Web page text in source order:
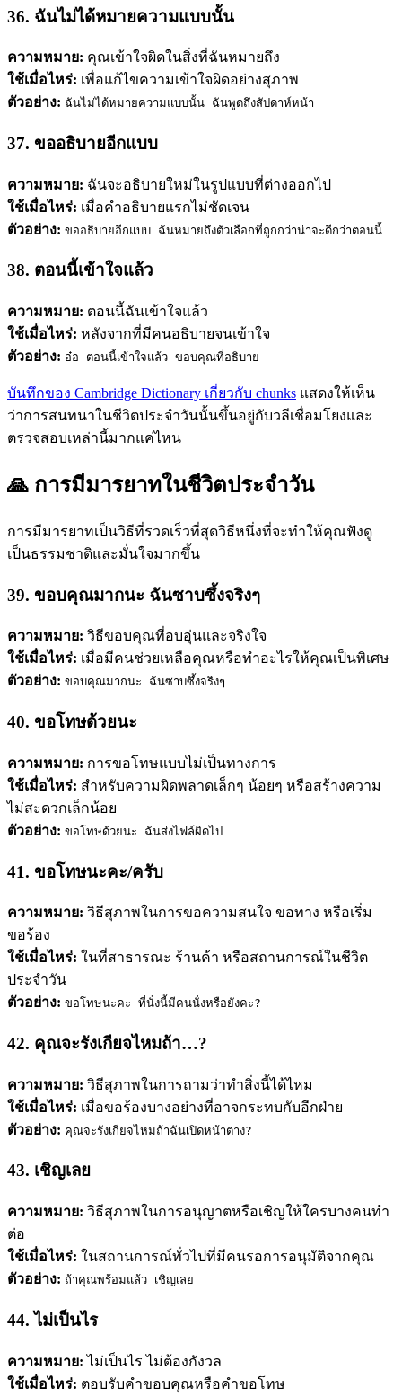
36. ฉันไม่ได้หมายความแบบนั้น
ความหมาย: คุณเข้าใจผิดในสิ่งที่ฉันหมายถึง
ใช้เมื่อไหร่: เพื่อแก้ไขความเข้าใจผิดอย่างสุภาพ
ตัวอย่าง: ฉันไม่ได้หมายความแบบนั้น ฉันพูดถึงสัปดาห์หน้า
37. ขออธิบายอีกแบบ
ความหมาย: ฉันจะอธิบายใหม่ในรูปแบบที่ต่างออกไป
ใช้เมื่อไหร่: เมื่อคำอธิบายแรกไม่ชัดเจน
ตัวอย่าง: ขออธิบายอีกแบบ ฉันหมายถึงตัวเลือกที่ถูกกว่าน่าจะดีกว่าตอนนี้
38. ตอนนี้เข้าใจแล้ว
ความหมาย: ตอนนี้ฉันเข้าใจแล้ว
ใช้เมื่อไหร่: หลังจากที่มีคนอธิบายจนเข้าใจ
ตัวอย่าง: อ๋อ ตอนนี้เข้าใจแล้ว ขอบคุณที่อธิบาย
บันทึกของ Cambridge Dictionary เกี่ยวกับ chunks แสดงให้เห็น
ว่าการสนทนาในชีวิตประจำวันนั้นขึ้นอยู่กับวลีเชื่อมโยงและ
ตรวจสอบเหล่านี้มากแค่ไหน
🙏 การมีมารยาทในชีวิตประจำวัน
การมีมารยาทเป็นวิธีที่รวดเร็วที่สุดวิธีหนึ่งที่จะทำให้คุณฟังดู
เป็นธรรมชาติและมั่นใจมากขึ้น
39. ขอบคุณมากนะ ฉันซาบซึ้งจริงๆ
ความหมาย: วิธีขอบคุณที่อบอุ่นและจริงใจ
ใช้เมื่อไหร่: เมื่อมีคนช่วยเหลือคุณหรือทำอะไรให้คุณเป็นพิเศษ
ตัวอย่าง: ขอบคุณมากนะ ฉันซาบซึ้งจริงๆ
40. ขอโทษด้วยนะ
ความหมาย: การขอโทษแบบไม่เป็นทางการ
ใช้เมื่อไหร่: สำหรับความผิดพลาดเล็กๆ น้อยๆ หรือสร้างความ
ไม่สะดวกเล็กน้อย
ตัวอย่าง: ขอโทษด้วยนะ ฉันส่งไฟล์ผิดไป
41. ขอโทษนะคะ/ครับ
ความหมาย: วิธีสุภาพในการขอความสนใจ ขอทาง หรือเริ่ม
ขอร้อง
ใช้เมื่อไหร่: ในที่สาธารณะ ร้านค้า หรือสถานการณ์ในชีวิต
ประจำวัน
ตัวอย่าง: ขอโทษนะคะ ที่นั่งนี้มีคนนั่งหรือยังคะ?
42. คุณจะรังเกียจไหมถ้า…?
ความหมาย: วิธีสุภาพในการถามว่าทำสิ่งนี้ได้ไหม
ใช้เมื่อไหร่: เมื่อขอร้องบางอย่างที่อาจกระทบกับอีกฝ่าย
ตัวอย่าง: คุณจะรังเกียจไหมถ้าฉันเปิดหน้าต่าง?
43. เชิญเลย
ความหมาย: วิธีสุภาพในการอนุญาตหรือเชิญให้ใครบางคนทำ
ต่อ
ใช้เมื่อไหร่: ในสถานการณ์ทั่วไปที่มีคนรอการอนุมัติจากคุณ
ตัวอย่าง: ถ้าคุณพร้อมแล้ว เชิญเลย
44. ไม่เป็นไร
ความหมาย: ไม่เป็นไร ไม่ต้องกังวล
ใช้เมื่อไหร่: ตอบรับคำขอบคุณหรือคำขอโทษ